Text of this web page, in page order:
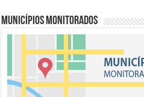
Municípios Monitorados